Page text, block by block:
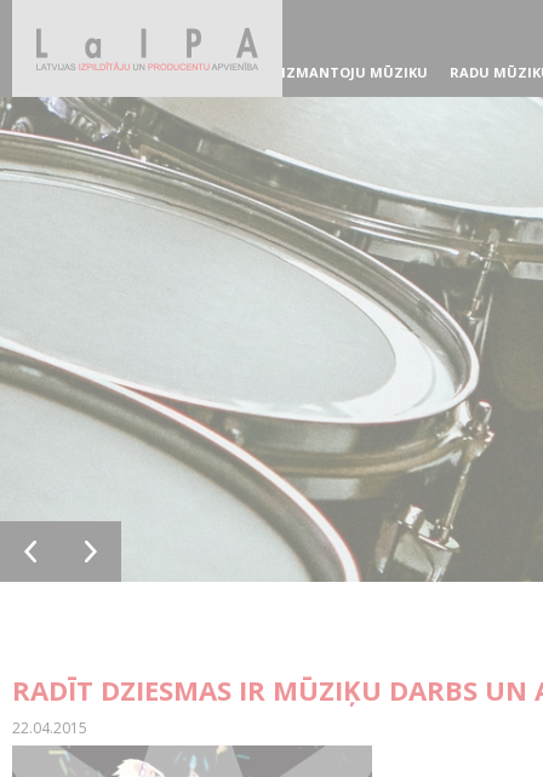
IZMANTOJU MŪZIKU RADU
RADĪT DZIESMAS IR MŪZIĶU DARBS UN
22.04.2015